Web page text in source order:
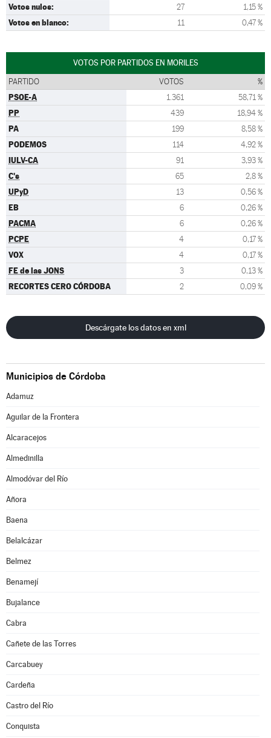
Votos nulos: 27 1,15 %
Votos en blanco: 11 0,47 %
VOTOS POR PARTIDOS EN MORILES
PARTIDO VOTOS %
PSOE-A 1.361 58,71 %
PP 439 18,94 %
PA 199 8,58 %
PODEMOS 114 4,92 %
IULV-CA 91 3,93 %
C's 65 2,8 %
UPyD 13 0,56 %
EB 6 0,26 %
PACMA 6 0,26 %
PCPE 4 0,17 %
VOX 4 0,17 %
FE de las JONS 3 0,13 %
RECORTES CERO CÓRDOBA 2 0,09 %
Descárgate los datos en xml
Municipios de Córdoba
Adamuz
Aguilar de la Frontera
Alcaracejos
Almedinilla
Almodóvar del Río
Añora
Baena
Belalcázar
Belmez
Benamejí
Bujalance
Cabra
Cañete de las Torres
Carcabuey
Cardeña
Castro del Río
Conquista